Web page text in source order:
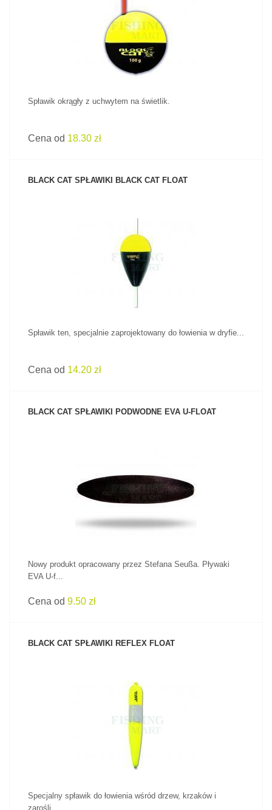
ZOBACZ PRODUKT
Spławik okrągły z uchwytem na świetlik.
Cena od 18.30 zł
BLACK CAT SPŁAWIKI BLACK CAT FLOAT
ZOBACZ PRODUKT
Spławik ten, specjalnie zaprojektowany do łowienia w dryfie...
Cena od 14.20 zł
BLACK CAT SPŁAWIKI PODWODNE EVA U-FLOAT
ZOBACZ PRODUKT
Nowy produkt opracowany przez Stefana Seußa. Pływaki
EVA U-f...
Cena od 9.50 zł
BLACK CAT SPŁAWIKI REFLEX FLOAT
ZOBACZ PRODUKT
Specjalny spławik do łowienia wśród drzew, krzaków i
zarośli...